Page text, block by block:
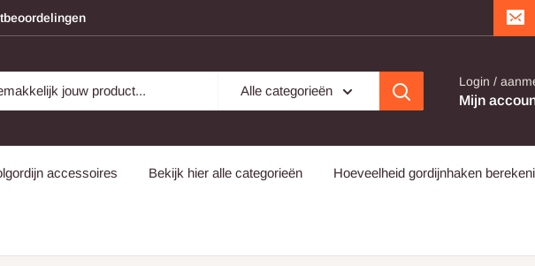
Alle categorieën
Login /
Mijn
accessoires Bekijk hier alle categorieën Hoeveelheid gordijnhaken